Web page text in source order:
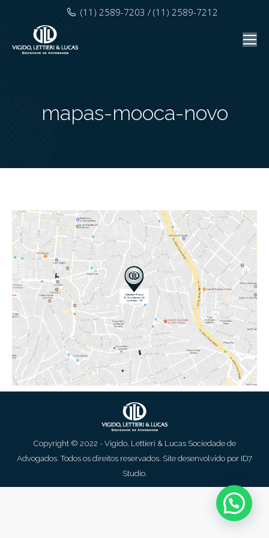
(11) 2589-7203 / (11) 2589-7212
mapas-mooca-novo
Copyright © 2022 - Vigido, Lettieri & Lucas Sociedade de
Advogados. Todos os direitos reservados. Site desenvolvido por ID7
Studio.